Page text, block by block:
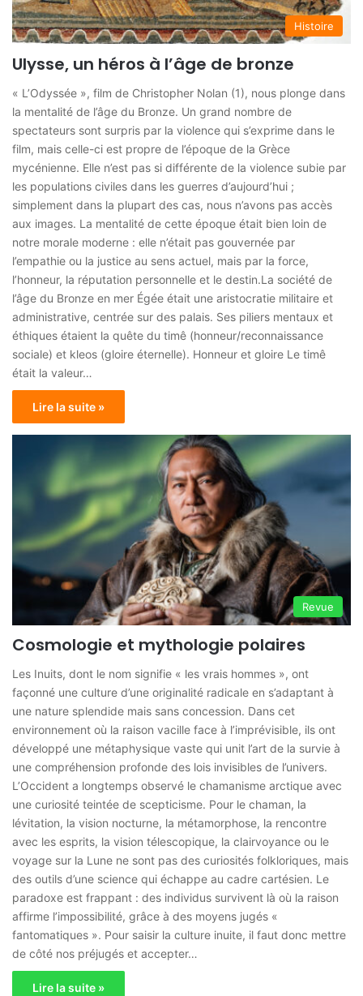
Histoire
Ulysse, un héros à l’âge de bronze
« L’Odyssée », film de Christopher Nolan (1), nous plonge dans
la mentalité de l’âge du Bronze. Un grand nombre de
spectateurs sont surpris par la violence qui s’exprime dans le
film, mais celle-ci est propre de l’époque de la Grèce
mycénienne. Elle n’est pas si différente de la violence subie par
les populations civiles dans les guerres d’aujourd’hui ;
simplement dans la plupart des cas, nous n’avons pas accès
aux images. La mentalité de cette époque était bien loin de
notre morale moderne : elle n’était pas gouvernée par
l’empathie ou la justice au sens actuel, mais par la force,
l’honneur, la réputation personnelle et le destin.La société de
l’âge du Bronze en mer Égée était une aristocratie militaire et
administrative, centrée sur des palais. Ses piliers mentaux et
éthiques étaient la quête du timê (honneur/reconnaissance
sociale) et kleos (gloire éternelle). Honneur et gloire Le timê
était la valeur…
Lire la suite »
Revue
Cosmologie et mythologie polaires
Les Inuits, dont le nom signifie « les vrais hommes », ont
façonné une culture d’une originalité radicale en s’adaptant à
une nature splendide mais sans concession. Dans cet
environnement où la raison vacille face à l’imprévisible, ils ont
développé une métaphysique vaste qui unit l’art de la survie à
une compréhension profonde des lois invisibles de l’univers.
L’Occident a longtemps observé le chamanisme arctique avec
une curiosité teintée de scepticisme. Pour le chaman, la
lévitation, la vision nocturne, la métamorphose, la rencontre
avec les esprits, la vision télescopique, la clairvoyance ou le
voyage sur la Lune ne sont pas des curiosités folkloriques, mais
des outils d’une science qui échappe au cadre cartésien. Le
paradoxe est frappant : des individus survivent là où la raison
affirme l’impossibilité, grâce à des moyens jugés «
fantomatiques ». Pour saisir la culture inuite, il faut donc mettre
de côté nos préjugés et accepter…
Lire la suite »